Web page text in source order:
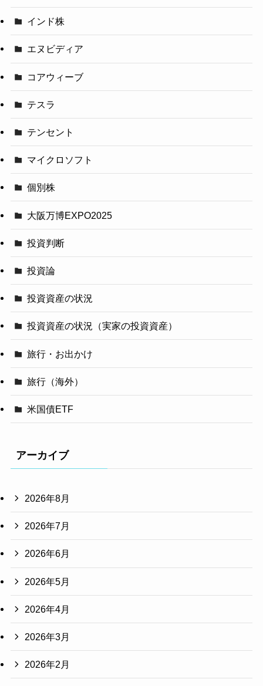
インド株
エヌビディア
コアウィーブ
テスラ
テンセント
マイクロソフト
個別株
大阪万博EXPO2025
投資判断
投資論
投資資産の状況
投資資産の状況（実家の投資資産）
旅行・お出かけ
旅行（海外）
米国債ETF
アーカイブ
2026年8月
2026年7月
2026年6月
2026年5月
2026年4月
2026年3月
2026年2月